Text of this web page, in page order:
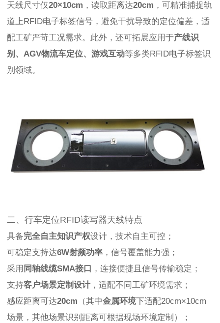
天线尺寸仅20×10cm ，读取距离达20cm ，可精准捕捉轨
道上RFID电子标签信号，避免干扰导致的定位偏差，适
配工矿严苛工况需求。此外，还可拓展应用于产线识
别、AGV物流车定位、游戏互动等多类RFID电子标签识
别领域。
二、行车定位RFID读写器天线特点
具备完全自主知识产权设计，技术自主可控；
可稳定支持达6W射频功率 ，信号覆盖能力强；
采用 同轴线缆SMA接口 ，连接便捷且信号传输稳定；
支持客户场景定制设计 ，适配不同工矿环境需求；
感应距离可达20cm （其中金属环境下适配20cm×10cm
场景，其他场景识别距离可根据现场环境定制）；